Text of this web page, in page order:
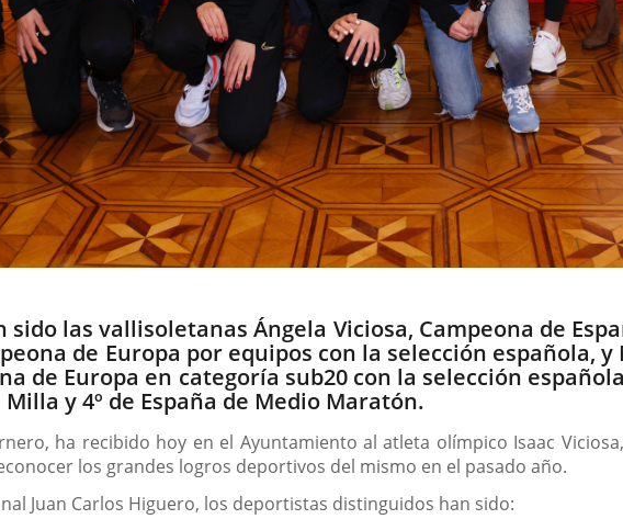
las vallisoletanas Ángela Viciosa, Campeona de
de Europa por equipos con la selección española,
de Europa en categoría sub20 con la selección
y 4º de España de Medio Maratón.
ha recibido hoy en el Ayuntamiento al atleta olímpico Isaac
los grandes logros deportivos del mismo en el pasado año.
Juan Carlos Higuero, los deportistas distinguidos han sido: